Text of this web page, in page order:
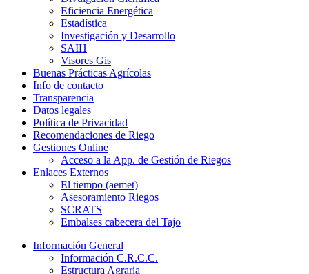
Eficiencia Energética
Estadística
Investigación y Desarrollo
SAIH
Visores Gis
Buenas Prácticas Agrícolas
Info de contacto
Transparencia
Datos legales
Política de Privacidad
Recomendaciones de Riego
Gestiones Online
Acceso a la App. de Gestión de Riegos
Enlaces Externos
El tiempo (aemet)
Asesoramiento Riegos
SCRATS
Embalses cabecera del Tajo
Información General
Información C.R.C.C.
Estructura Agraria